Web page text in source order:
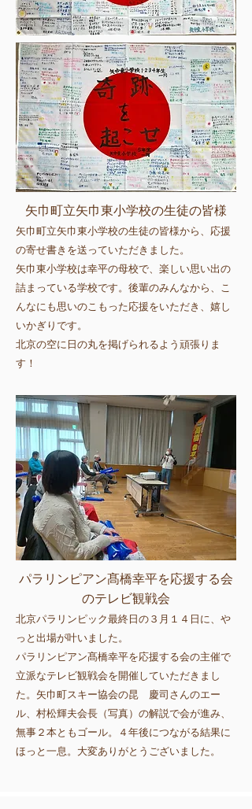
矢巾町立矢巾東小学校の生徒の皆様
矢巾町立矢巾東小学校の生徒の皆様から、応援
の寄せ書きを送っていただきました。
矢巾東小学校は幸平の母校で、楽しい思い出の
詰まっている学校です。後輩のみんなから、こ
んなにも思いのこもった応援をいただき、嬉し
いかぎりです。
北京の空に日の丸を掲げられるよう頑張りま
す！
パラリンピアン髙橋幸平を応援する会
のテレビ観戦会
北京パラリンピック最終日の３月１４日に、や
っと出場が叶いました。
パラリンピアン髙橋幸平を応援する会の主催で
立派なテレビ観戦会を開催していただきまし
た。矢巾町スキー協会の昆 慶司さんのエー
ル、村松輝夫会長（写真）の解説で会が進み、
無事２本ともゴール。４年後につながる結果に
ほっと一息。大変ありがとうございました。